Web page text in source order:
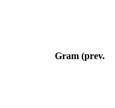
Gram (prev.